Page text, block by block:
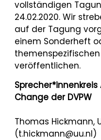
vollständigen
24.02.2020. Wir
auf der Tagung
einem Sonderheft
veröffentlichen.
Change der DVPW
Thomas Hickmann,
(t.hickmann@uu.nl)